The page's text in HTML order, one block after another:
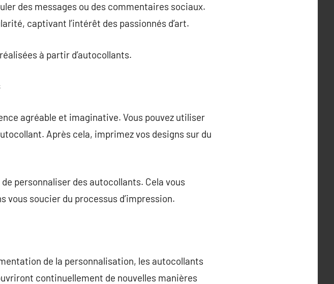
des messages ou des commentaires sociaux.
captivant l’intérêt des passionnés d’art.
à partir d’autocollants.
agréable et imaginative. Vous pouvez utiliser
Après cela, imprimez vos designs sur du
personnaliser des autocollants. Cela vous
vous soucier du processus d’impression.
de la personnalisation, les autocollants
continuellement de nouvelles manières